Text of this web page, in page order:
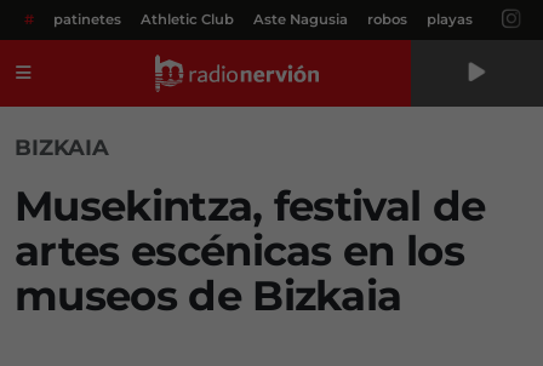
# patinetes Athletic Club Aste Nagusia robos playas
BIZKAIA
Musekintza, festival de
artes escénicas en los
museos de Bizkaia